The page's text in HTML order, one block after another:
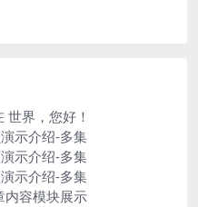
世界，您好！
示介绍-多集
示介绍-多集
示介绍-多集
内容模块展示